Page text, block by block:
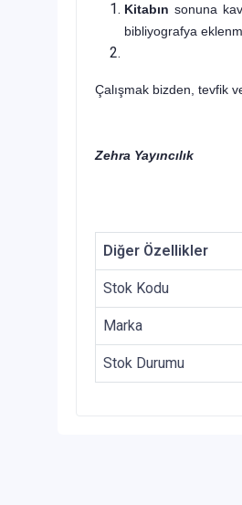
Kitabın sonuna
bibliyografya
Çalışmak bizden, tevfik
Zehra Yayıncılık
Diğer Özellikler
Stok Kodu
Marka
Stok Durumu